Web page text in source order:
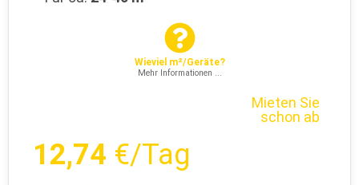
Wieviel m²/Geräte?
Mehr Informationen ...
Mieten Sie
schon ab
12,74 €/Tag